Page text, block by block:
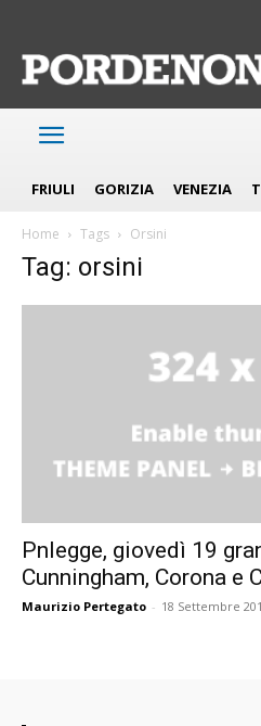
FRIULI GORIZIA VENEZIA
Home Tags Orsini
Tag: orsini
Pnlegge, giovedì 19
Cunningham, Corona e
Maurizio Pertegato - 18 Settembre